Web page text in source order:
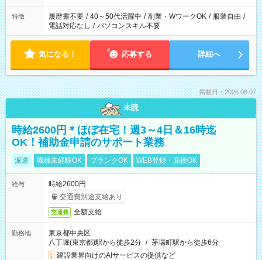
特徴 履歴書不要 / 40～50代活躍中 / 副業・WワークOK / 服装自由 /
電話対応なし / パソコンスキル不要
気になる！ 応募する 詳細へ
掲載日：2026.08.07
未読
時給2600円＊ほぼ在宅！週3～4日＆16時迄
OK！補助金申請のサポート業務
派遣 職種未経験OK ブランクOK WEB登録・面接OK
給与
時給2600円
交通費別途支給あり
交通費 全額支給
勤務地
東京都中央区
八丁堀(東京都)駅から徒歩2分 / 茅場町駅から徒歩6分
建設業界向けのAIサービスの提供など